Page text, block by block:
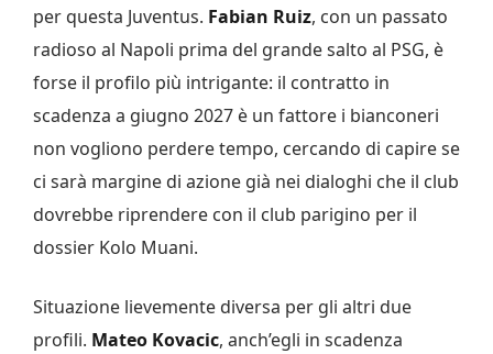
per questa Juventus. Fabian Ruiz, con un passato
radioso al Napoli prima del grande salto al PSG, è
forse il profilo più intrigante: il contratto in
scadenza a giugno 2027 è un fattore i bianconeri
non vogliono perdere tempo, cercando di capire se
ci sarà margine di azione già nei dialoghi che il club
dovrebbe riprendere con il club parigino per il
dossier Kolo Muani.
Situazione lievemente diversa per gli altri due
profili. Mateo Kovacic, anch’egli in scadenza